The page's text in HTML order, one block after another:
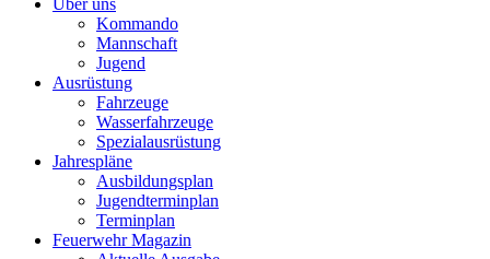
Kommando
Mannschaft
Jugend
Ausrüstung
Fahrzeuge
Wasserfahrzeuge
Spezialausrüstung
Jahrespläne
Ausbildungsplan
Jugendterminplan
Terminplan
Feuerwehr Magazin